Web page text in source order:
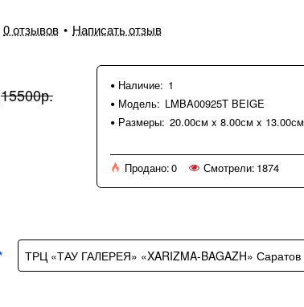
0 отзывов • Написать отзыв
15500р. Наличие: 1
Модель: LMBA00925T BEIGE
Размеры: 20.00см x 8.00см x 13.00см
Продано:0 Смотрели: 1874